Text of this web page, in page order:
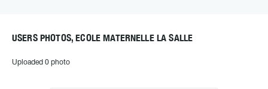
USERS PHOTOS, ECOLE MATERNELLE LA SALLE
Uploaded 0 photo